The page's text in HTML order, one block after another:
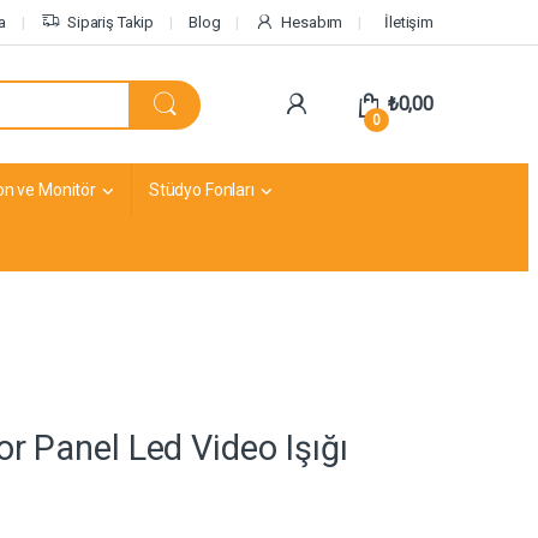
Sipariş Takip Blog Hesabım İletişim
0
₺0,00
ve Monitör Stüdyo Fonları
Panel Led Video Işığı